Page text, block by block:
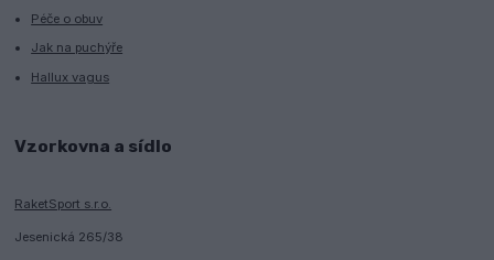
Péče o obuv
Jak na puchýře
Hallux vagus
Vzorkovna a sídlo
RaketSport s.r.o.
Jesenická 265/38